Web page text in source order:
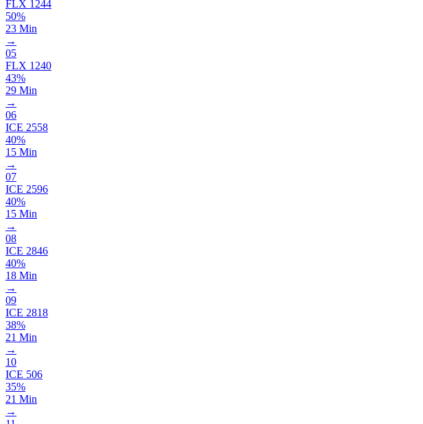
FLX 1244
50%
23 Min
→
05
FLX 1240
43%
29 Min
→
06
ICE 2558
40%
15 Min
→
07
ICE 2596
40%
15 Min
→
08
ICE 2846
40%
18 Min
→
09
ICE 2818
38%
21 Min
→
10
ICE 506
35%
21 Min
→